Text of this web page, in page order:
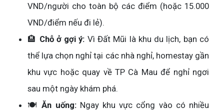
VND/người cho toàn bộ các điểm (hoặc 15.000
VND/điểm nếu đi lẻ).
🏨 Chỗ ở gợi ý: Vì Đất Mũi là khu du lịch, bạn có
thể lựa chọn nghỉ tại các nhà nghỉ, homestay gần
khu vực hoặc quay về TP Cà Mau để nghỉ ngơi
sau một ngày khám phá.
🍽️Ăn uống:Ngay khu vực cổng vào có nhiều